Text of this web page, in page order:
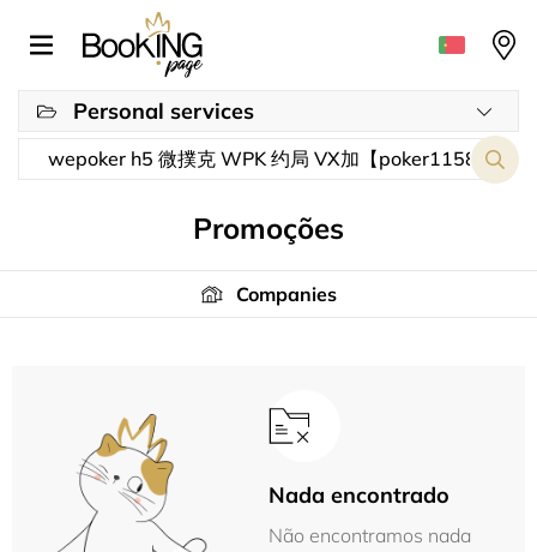
Personal services
Promoções
Companies
Nada encontrado
Não encontramos nada